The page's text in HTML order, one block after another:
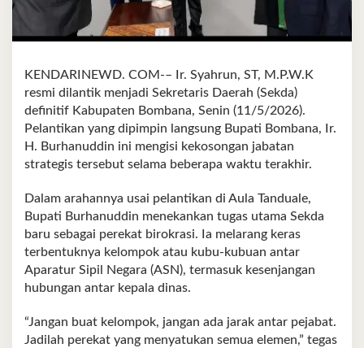
KENDARINEWD. COM-– Ir. Syahrun, ST, M.P.W.K
resmi dilantik menjadi Sekretaris Daerah (Sekda)
definitif Kabupaten Bombana, Senin (11/5/2026).
Pelantikan yang dipimpin langsung Bupati Bombana, Ir.
H. Burhanuddin ini mengisi kekosongan jabatan
strategis tersebut selama beberapa waktu terakhir.
Dalam arahannya usai pelantikan di Aula Tanduale,
Bupati Burhanuddin menekankan tugas utama Sekda
baru sebagai perekat birokrasi. Ia melarang keras
terbentuknya kelompok atau kubu-kubuan antar
Aparatur Sipil Negara (ASN), termasuk kesenjangan
hubungan antar kepala dinas.
“Jangan buat kelompok, jangan ada jarak antar pejabat.
Jadilah perekat yang menyatukan semua elemen,” tegas